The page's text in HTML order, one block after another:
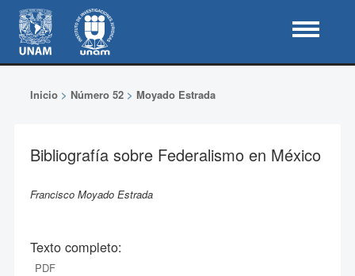
Inicio> Número 52> Moyado Estrada
Bibliografía sobre Federalismo en México
Francisco Moyado Estrada
Texto completo:
PDF